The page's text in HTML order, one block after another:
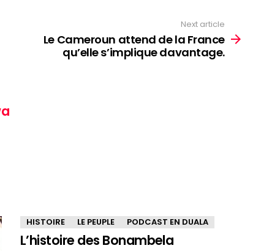
Next article
Le Cameroun attend de la France
qu’elle s’implique davantage.
HISTOIRE LE PEUPLE PODCAST EN DUALA
L’histoire des Bonambela